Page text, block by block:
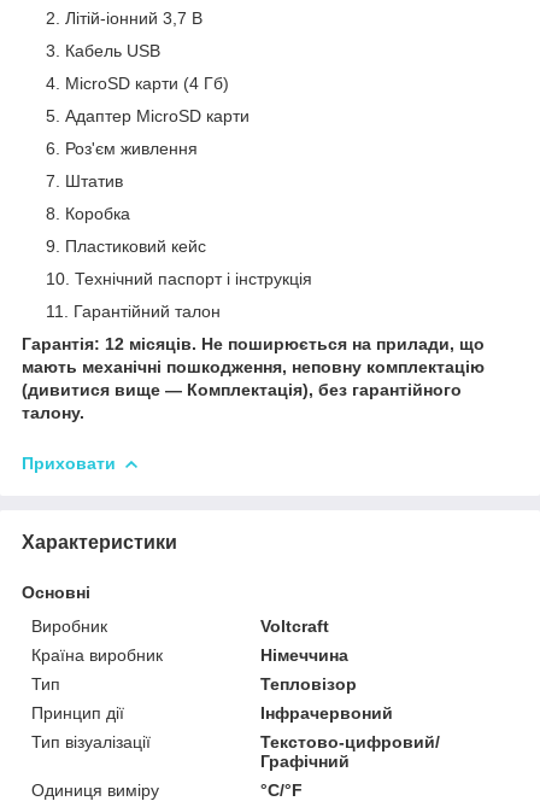
Літій-іонний 3,7 В
Кабель USB
MicroSD карти (4 Гб)
Адаптер MicroSD карти
Роз'єм живлення
Штатив
Коробка
Пластиковий кейс
Технічний паспорт і інструкція
Гарантійний талон
Гарантія: 12 місяців. Не поширюється на прилади, що
мають механічні пошкодження, неповну комплектацію
(дивитися вище — Комплектація), без гарантійного
талону.
Приховати
Характеристики
Основні
Виробник
Voltcraft
Країна виробник
Німеччина
Тип
Тепловізор
Принцип дії
Інфрачервоний
Тип візуалізації
Текстово-цифровий/
Графічний
Одиниця виміру
°С/°F